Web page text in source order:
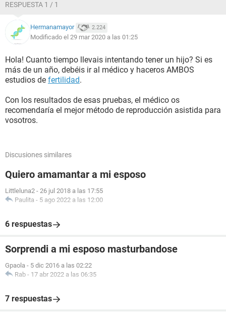
RESPUESTA 1 / 1
Hermanamayor 2.224
Modificado el 29 mar 2020 a las 01:25
Hola! Cuanto tiempo llevais intentando tener un hijo? Si es
más de un año, debéis ir al médico y haceros AMBOS
estudios de fertilidad.
Con los resultados de esas pruebas, el médico os
recomendaría el mejor método de reproducción asistida para
vosotros.
Discusiones similares
Quiero amamantar a mi esposo
Littleluna2 - 26 jul 2018 a las 17:55
Paulita - 5 ago 2022 a las 12:00
6 respuestas
Sorprendi a mi esposo masturbandose
Gpaola - 5 dic 2016 a las 02:22
Rab - 17 abr 2022 a las 06:35
7 respuestas